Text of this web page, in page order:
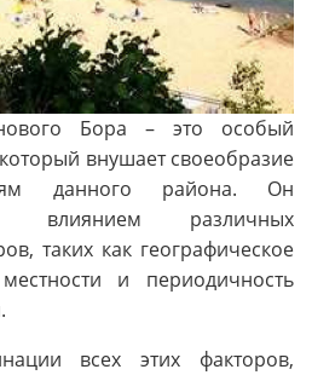
Бора – это особый
внушает своеобразие
данного района. Он
влиянием различных
таких как географическое
и периодичность
всех этих факторов,